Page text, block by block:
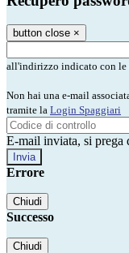
button close ×
all'indirizzo indicato con le
Non hai una e-mail
tramite la Login Spaggiari
E-mail inviata, si prega
Errore
Chiudi
Successo
Chiudi